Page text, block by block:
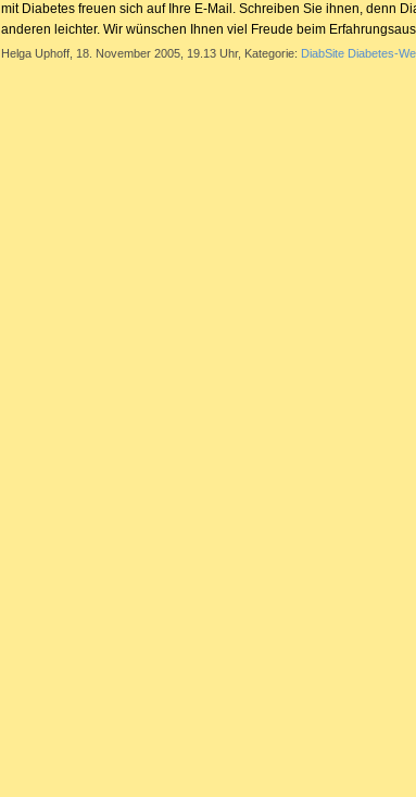
mit Diabetes freuen sich auf Ihre E-Mail. Schreiben Sie ihnen, denn
anderen leichter. Wir wünschen Ihnen viel Freude beim
Helga Uphoff, 18. November 2005, 19.13 Uhr, Kategorie: DiabSite Diabetes-